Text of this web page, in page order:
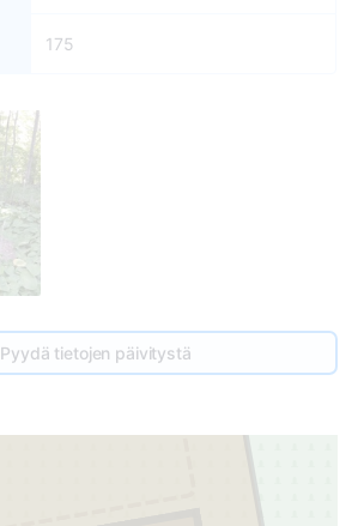
175
Pyydä tietojen päivitystä